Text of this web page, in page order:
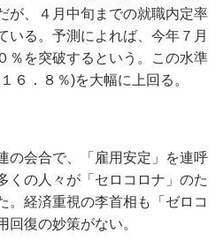
が、４月中旬までの就職内定率
いる。予測によれば、今年７月
％を突破するという。この水準
６．８％)を大幅に上回る。
会合で、「雇用安定」を連呼
くの人々が「セロコロナ」のた
。経済重視の李首相も「ゼロコ
回復の妙策がない。